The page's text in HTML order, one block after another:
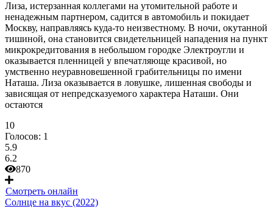
Лиза, истерзанная коллегами на утомительной работе и
ненадежным партнером, садится в автомобиль и покидает
Москву, направляясь куда-то неизвестному. В ночи, окутанной
тишиной, она становится свидетельницей нападения на пункт
микрокредитования в небольшом городке Электроугли и
оказывается пленницей у впечатляюще красивой, но
умственно неуравновешенной грабительницы по имени
Наташа. Лиза оказывается в ловушке, лишенная свободы и
зависящая от непредсказуемого характера Наташи. Они
остаются
10
Голосов: 1
5.9
6.2
870
Смотреть онлайн
Солнце на вкус (2022)